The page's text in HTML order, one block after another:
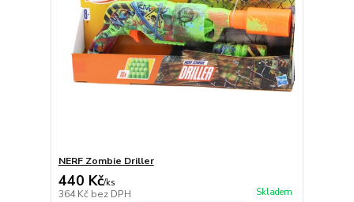
NERF Zombie Driller
440 Kč/ks
364 Kč bez DPH Skladem